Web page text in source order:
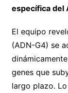
específica del
El equipo
(ADN-G4) se
genes que
largo plazo.